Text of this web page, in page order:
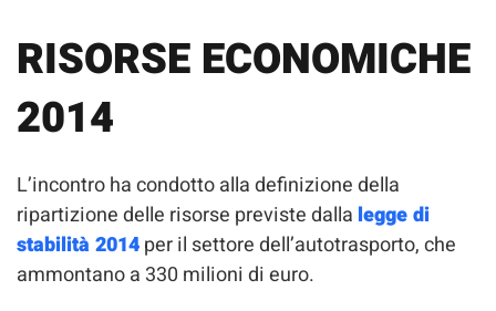
RISORSE ECONOMICHE
2014
L’incontro ha condotto alla definizione della
ripartizione delle risorse previste dalla legge di
stabilità 2014per il settore dell’autotrasporto, che
ammontano a 330 milioni di euro.